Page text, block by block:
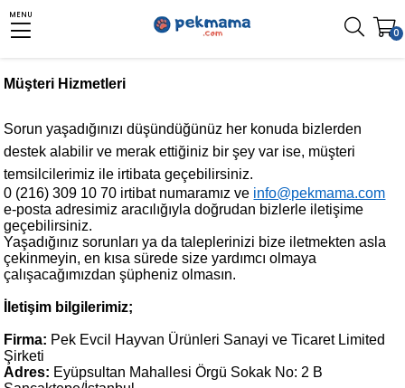
MENU
0
Müşteri Hizmetleri
Sorun yaşadığınızı düşündüğünüz her konuda bizlerden
destek alabilir ve merak ettiğiniz bir şey var ise, müşteri
temsilcilerimiz ile irtibata geçebilirsiniz.
0 (216) 309 10 70 irtibat numaramız ve info@pekmama.com
e-posta adresimiz aracılığıyla doğrudan bizlerle iletişime
geçebilirsiniz.
Yaşadığınız sorunları ya da taleplerinizi bize iletmekten asla
çekinmeyin, en kısa sürede size yardımcı olmaya
çalışacağımızdan şüpheniz olmasın.
İletişim bilgilerimiz;
Firma: Pek Evcil Hayvan Ürünleri Sanayi ve Ticaret Limited
Şirketi
Adres: Eyüpsultan Mahallesi Örgü Sokak No: 2 B